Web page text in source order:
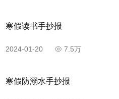
寒假读书手抄报
2024-01-20 7.5万
寒假防溺水手抄报